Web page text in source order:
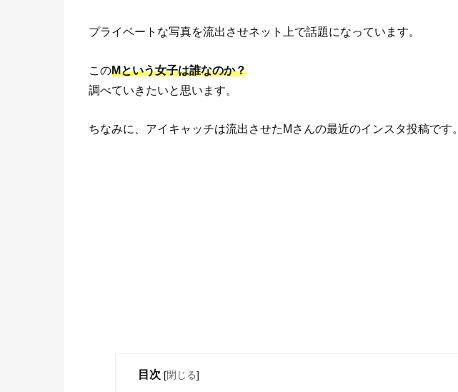
プライベートな写真を流出させネット上で話題になっています。
このMという女子は誰なのか？
調べていきたいと思います。
ちなみに、アイキャッチは流出させたMさんの最近のインスタ投稿です。
目次 [閉じる]